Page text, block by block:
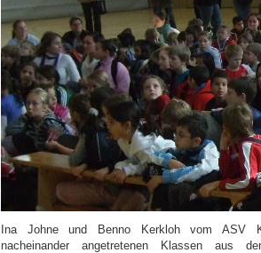
Ina Johne und Benno Kerkloh vom ASV
nacheinander angetretenen Klassen aus